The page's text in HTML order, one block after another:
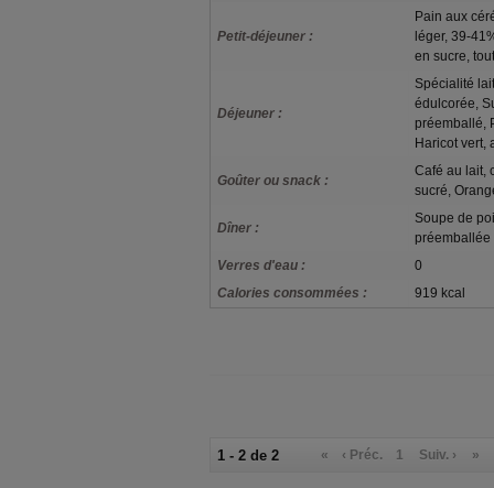
Petit-déjeuner :
Pain aux
léger, 39-
en sucre,
Déjeuner :
Spécialité
édulcorée,
préemballé,
Haricot vert,
Goûter ou snack :
Café au lait,
sucré,
Dîner :
Soupe de
préemballée
Verres d'eau :
0
Calories consommées :
919 kcal
1 - 2 de 2 « ‹ Préc. 1 Suiv. › »